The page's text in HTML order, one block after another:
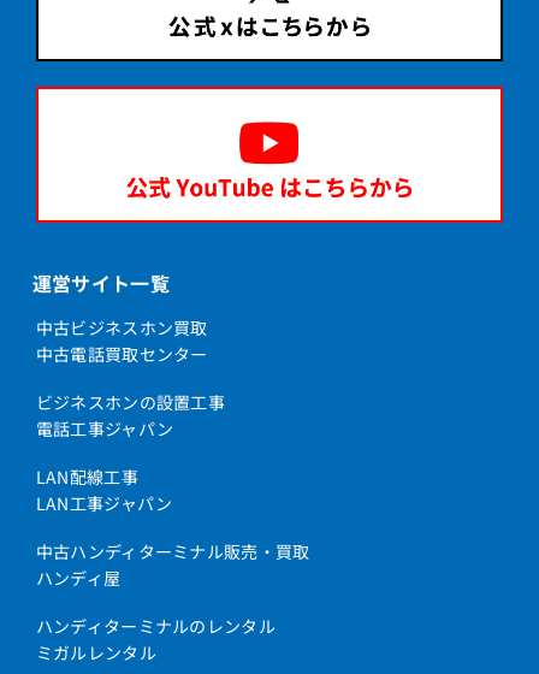
運営サイト一覧
中古ビジネスホン買取
中古電話買取センター
ビジネスホンの設置工事
電話工事ジャパン
LAN配線工事
LAN工事ジャパン
中古ハンディターミナル販売・買取
ハンディ屋
ハンディターミナルのレンタル
ミガルレンタル